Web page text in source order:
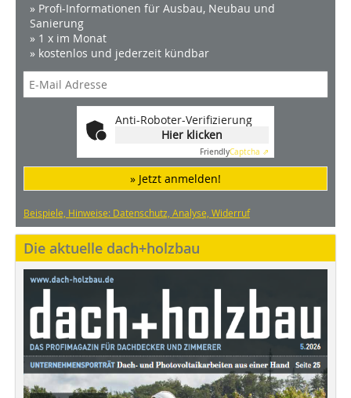
» Profi-Informationen für Ausbau, Neubau und
Sanierung
» 1 x im Monat
» kostenlos und jederzeit kündbar
Anti-Roboter-Verifizierung
Hier klicken
FriendlyCaptcha ⇗
» Jetzt anmelden!
Beispiele, Hinweise: Datenschutz, Analyse, Widerruf
Die aktuelle dach+holzbau